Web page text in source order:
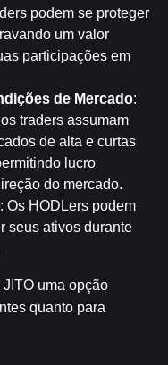
podem se proteger
um valor
participações em
de Mercado:
traders assumam
de alta e curtas
lucro
do mercado.
: Os HODLers podem
seus ativos durante
uma opção
quanto para